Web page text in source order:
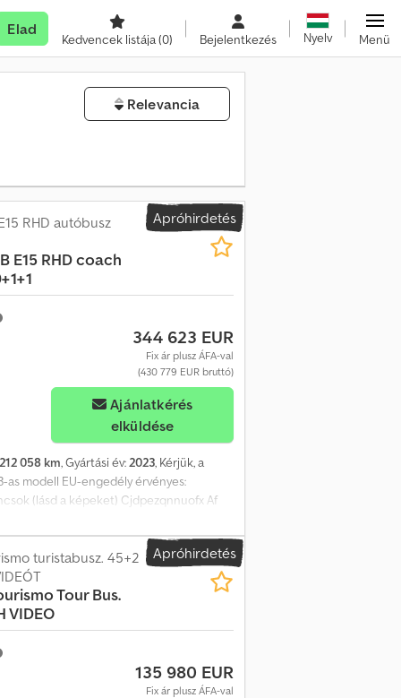
Elad
Kedvencek listája(0) Bejelentkezés Nyelv Menü
Relevancia
Apróhirdetés
RHD autóbusz
E15 RHD coach
344 623 EUR
Fix ár plusz ÁFA-val
(430 779 EUR bruttó)
Ajánlatkérés
elküldése
212 058 km, Gyártási év: 2023, Kérjük, a
as modell EU-engedély érvényes:
(lásd a képeket) Cjdpezqnnuofx Af
Sofőrfülke Hűtőszekrény 2
kész május végén Leírás: Eladásra
rendelkezik. A busz teljes
van ellátva. Minden úgy
kész május végén. Km: 212058 LE: 455
tömeg: 19500 Rakodóteher: 5676
49+1+1 ülőhellyel Váltó: Automata =
az ATS Norway-hoz.
Apróhirdetés
turistabusz. 45+2
Tour Bus.
VIDEO
135 980 EUR
Fix ár plusz ÁFA-val